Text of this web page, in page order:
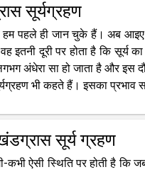
सूर्यग्रहण
पहले ही जान चुके हैं। अब आइए
इतनी दूरी पर होता है कि सूर्य
अंधेरा सा हो जाता है और इस
भी कहते हैं। इसका प्रभाव
सूर्य ग्रहण
कभी ऐसी स्थिति पर होती है कि